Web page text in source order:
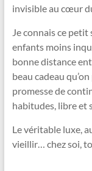
invisible au cœur
Je connais ce
enfants moins
bonne distance
beau cadeau
promesse de
habitudes, libre et
Le véritable luxe,
vieillir… chez soi,